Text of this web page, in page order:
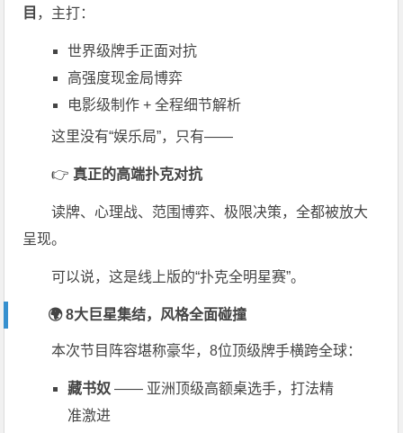
目 ，主打：
世界级牌手正面对抗
高强度现金局博弈
电影级制作 + 全程细节解析
这里没有“娱乐局”，只有——
👉 真正的高端扑克对抗
读牌、心理战、范围博弈、极限决策，全都被放大
呈现。
可以说，这是线上版的“扑克全明星赛”。
🌍 8大巨星集结，风格全面碰撞
本次节目阵容堪称豪华，8位顶级牌手横跨全球：
藏书奴 —— 亚洲顶级高额桌选手，打法精
准激进